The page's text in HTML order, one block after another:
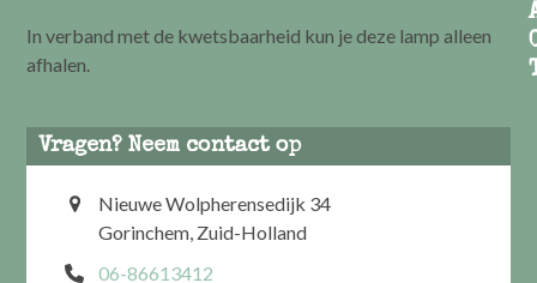
In verband met de kwetsbaarheid kun je deze lamp alleen
afhalen.
Vragen? Neem contact op
Nieuwe Wolpherensedijk 34
Gorinchem, Zuid-Holland
06-86613412